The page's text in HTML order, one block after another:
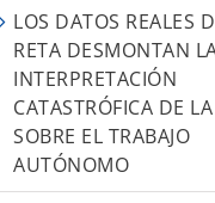
LOS DATOS REALES
RETA DESMONTAN
INTERPRETACIÓN
CATASTRÓFICA DE
SOBRE EL TRABAJO
AUTÓNOMO